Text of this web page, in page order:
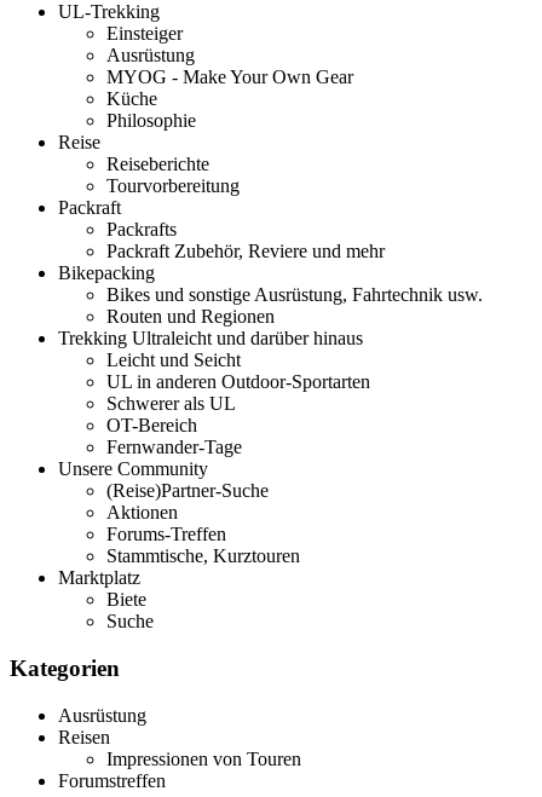
UL-Trekking
Einsteiger
Ausrüstung
MYOG - Make Your Own Gear
Küche
Philosophie
Reise
Reiseberichte
Tourvorbereitung
Packraft
Packrafts
Packraft Zubehör, Reviere und mehr
Bikepacking
Bikes und sonstige Ausrüstung, Fahrtechnik usw.
Routen und Regionen
Trekking Ultraleicht und darüber hinaus
Leicht und Seicht
UL in anderen Outdoor-Sportarten
Schwerer als UL
OT-Bereich
Fernwander-Tage
Unsere Community
(Reise)Partner-Suche
Aktionen
Forums-Treffen
Stammtische, Kurztouren
Marktplatz
Biete
Suche
Kategorien
Ausrüstung
Reisen
Impressionen von Touren
Forumstreffen